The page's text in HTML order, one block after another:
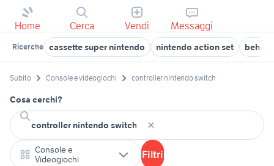
Home Cerca Vendi Messaggi
Ricerche cassette super nintendo nintendo action set
Subito Console e videogiochi controller nintendo switch
Cosa cerchi?
Console e
Videogiochi
Filtri